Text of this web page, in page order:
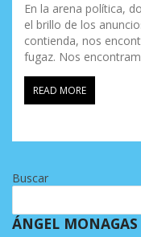
En la arena política,
el brillo de los
contienda, nos
fugaz. Nos
READ MORE
Buscar
ÁNGEL MONAGAS